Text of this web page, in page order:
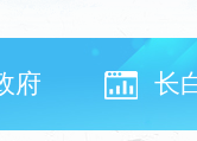
府 长